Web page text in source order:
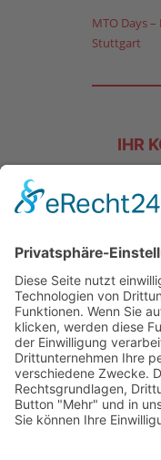
MTO Days
Stuttgart
IHR
Tel.